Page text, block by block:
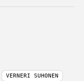
VERNERI SUHONEN